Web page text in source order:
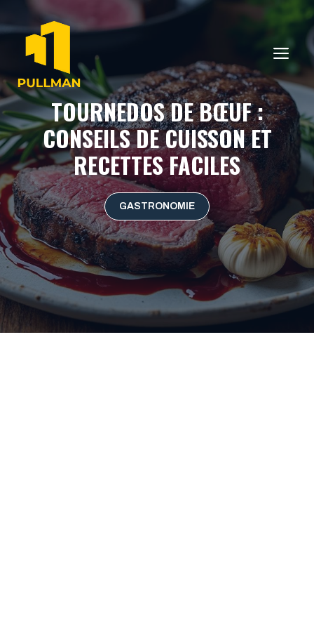
au
TOURNEDOS DE BŒUF :
CONSEILS DE CUISSON ET
RECETTES FACILES
GASTRONOMIE